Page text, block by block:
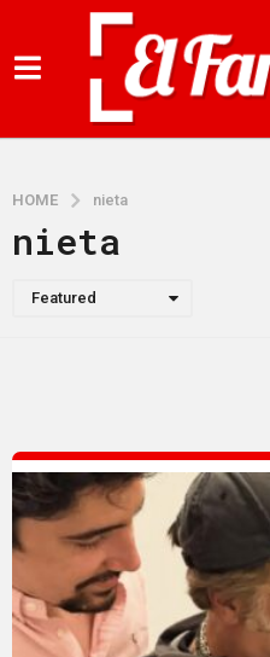
HOME nieta
nieta
Featured